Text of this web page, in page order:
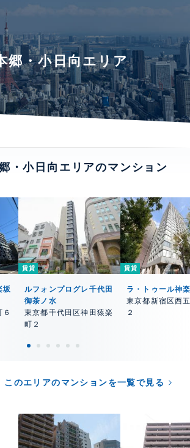
郷・小日向エリア
・小日向エリアのマンション
坂
賃貸
ルフォンプログレ千代田
御茶ノ水
東京都千代田区神田猿楽
町２
賃貸
ラ・トゥール神
東京都新宿区西
２
このエリアのマンションを一覧で見る